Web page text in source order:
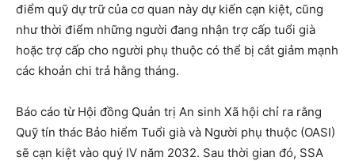
điểm quỹ dự trữ của cơ quan này dự kiến cạn kiệt, cũng
như thời điểm những người đang nhận trợ cấp tuổi già
hoặc trợ cấp cho người phụ thuộc có thể bị cắt giảm mạnh
các khoản chi trả hằng tháng.
Báo cáo từ Hội đồng Quản trị An sinh Xã hội chỉ ra rằng
Quỹ tín thác Bảo hiểm Tuổi già và Người phụ thuộc (OASI)
sẽ cạn kiệt vào quý IV năm 2032. Sau thời gian đó, SSA